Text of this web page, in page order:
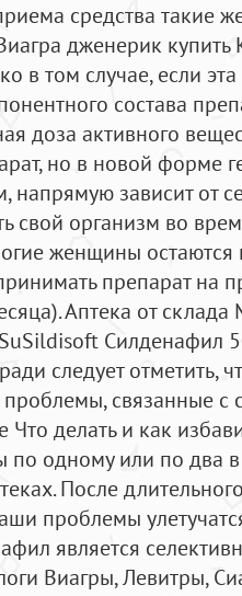
средства такие
дженерик купить
в том случае, если
состава
доза активного
но в новой форме
зависит от
свой организм во
женщины
препарат на
Аптека от
Силденафил
следует отметить,
связанные с
делать и как
по одному или по два
После
проблемы
является
Виагры, Левитры,